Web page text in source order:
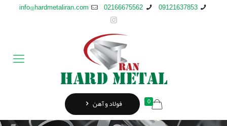
09121637853
02166675562
info@hardmetaliran.com
0 فولاد و آهن